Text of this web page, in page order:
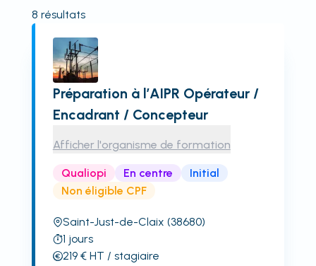
8 résultats
Préparation à l’AIPR Opérateur /
Encadrant / Concepteur
Afficher l'organisme de formation
Qualiopi En centre
Initial
Non éligible CPF
Saint-Just-de-Claix (38680)
1 jours
219€ HT / stagiaire